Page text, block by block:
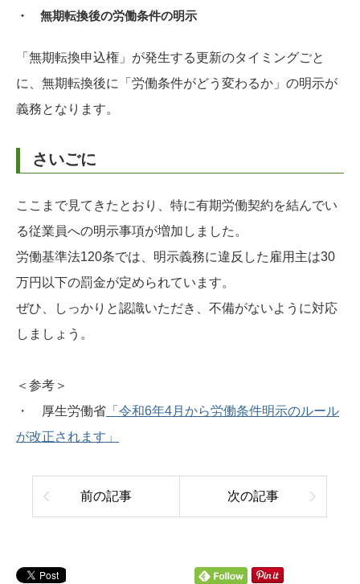
・ 無期転換後の労働条件の明示
「無期転換申込権」が発生する更新のタイミングごと
に、無期転換後に「労働条件がどう変わるか」の明示が
義務となります。
さいごに
ここまで見てきたとおり、特に有期労働契約を結んでい
る従業員への明示事項が増加しました。
労働基準法120条では、明示義務に違反した雇用主は30
万円以下の罰金が定められています。
ぜひ、しっかりと認識いただき、不備がないように対応
しましょう。
＜参考＞
・ 厚生労働省 「令和6年4月から労働条件明示のルール
が改正されます」
前の記事 次の記事